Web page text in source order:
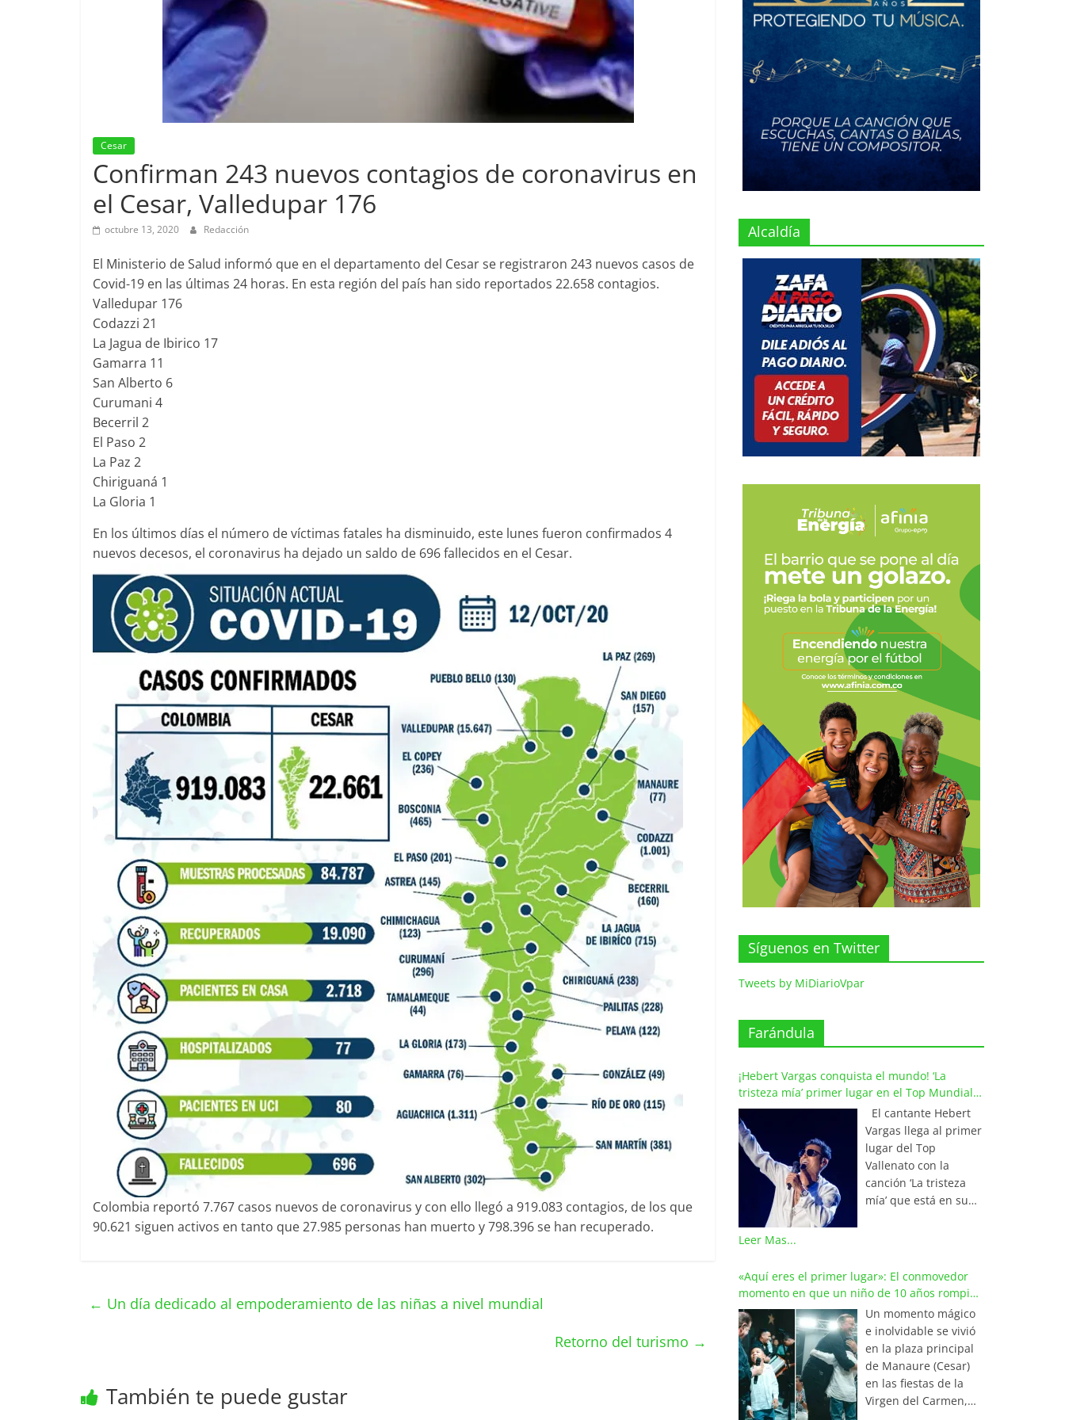
Cesar
Confirman 243 nuevos contagios de coronavirus en
el Cesar, Valledupar 176
octubre 13, 2020 Redacción
El Ministerio de Salud informó que en el departamento del Cesar se registraron 243 nuevos casos de
Covid-19 en las últimas 24 horas. En esta región del país han sido reportados 22.658 contagios.
Valledupar 176
Codazzi 21
La Jagua de Ibirico 17
Gamarra 11
San Alberto 6
Curumani 4
Becerril 2
El Paso 2
La Paz 2
Chiriguaná 1
La Gloria 1
En los últimos días el número de víctimas fatales ha disminuido, este lunes fueron confirmados 4
nuevos decesos, el coronavirus ha dejado un saldo de 696 fallecidos en el Cesar.
Colombia reportó 7.767 casos nuevos de coronavirus y con ello llegó a 919.083 contagios, de los que
90.621 siguen activos en tanto que 27.985 personas han muerto y 798.396 se han recuperado.
← Un día dedicado al empoderamiento de las niñas a nivel mundial
Retorno del turismo →
También te puede gustar
Alcaldía
Síguenos en Twitter
Tweets by MiDiarioVpar
Farándula
¡Hebert Vargas conquista el mundo! ‘La
tristeza mía’ primer lugar en el Top Mundial
del Vallenato
El cantante Hebert
Vargas llega al primer
lugar del Top
Vallenato con la
canción ‘La tristeza
mía’ que está en su
de los listados
musicales en
Colombia y países de
América y Europa.
Esta emotiva
composición del
maestro Wilfran
Castillo se posicionó
en el primer lugar de
Leer Mas...
«Aquí eres el primer lugar»: El conmovedor
momento en que un niño de 10 años rompió
en llanto al cantar con Iván Villazón
Un momento mágico
e inolvidable se vivió
en la plaza principal
de Manaure (Cesar)
en las fiestas de la
Virgen del Carmen,